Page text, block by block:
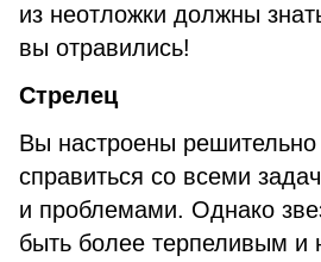
из неотложки должны
вы отравились!
Стрелец
Вы настроены решительно
справиться со всеми
и проблемами. Однако
быть более терпеливым и